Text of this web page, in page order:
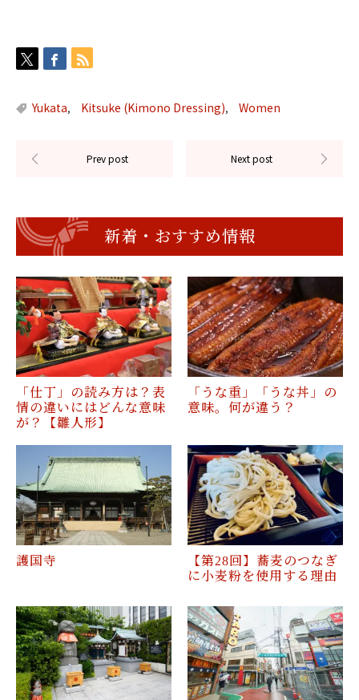
Yukata, Kitsuke (Kimono Dressing), Women
新着・おすすめ情報
「仕丁」の読み方は？表
情の違いにはどんな意味
が？【雛人形】
「うな重」「うな丼」の
意味。何が違う？
護国寺
【第28回】蕎麦のつなぎ
に小麦粉を使用する理由